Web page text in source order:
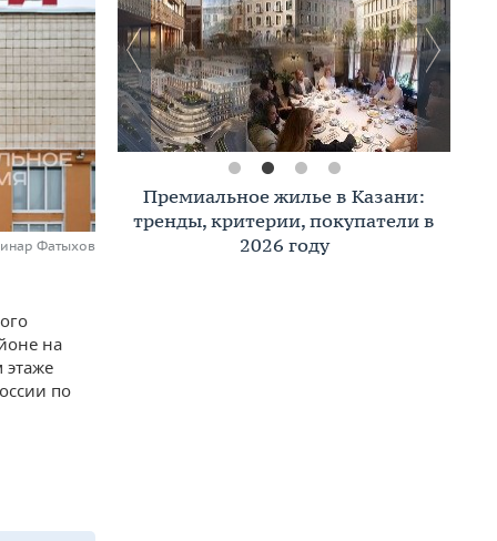
Фатыхов
на
этаже
по
Премиальное жилье в Казани:
тренды, критерии, покупатели в
2026 году